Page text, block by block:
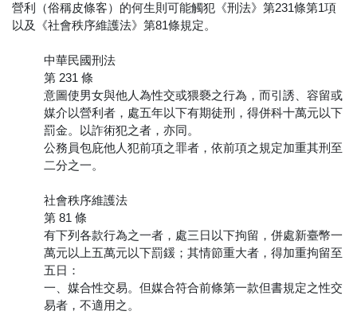
營利（俗稱皮條客）的何生則可能觸犯《刑法》第231條第1項
以及《社會秩序維護法》第81條規定。
中華民國刑法
第 231 條
意圖使男女與他人為性交或猥褻之行為，而引誘、容留或
媒介以營利者，處五年以下有期徒刑，得併科十萬元以下
罰金。以詐術犯之者，亦同。
公務員包庇他人犯前項之罪者，依前項之規定加重其刑至
二分之一。
社會秩序維護法
第 81 條
有下列各款行為之一者，處三日以下拘留，併處新臺幣一
萬元以上五萬元以下罰鍰；其情節重大者，得加重拘留至
五日：
一、媒合性交易。但媒合符合前條第一款但書規定之性交
易者，不適用之。